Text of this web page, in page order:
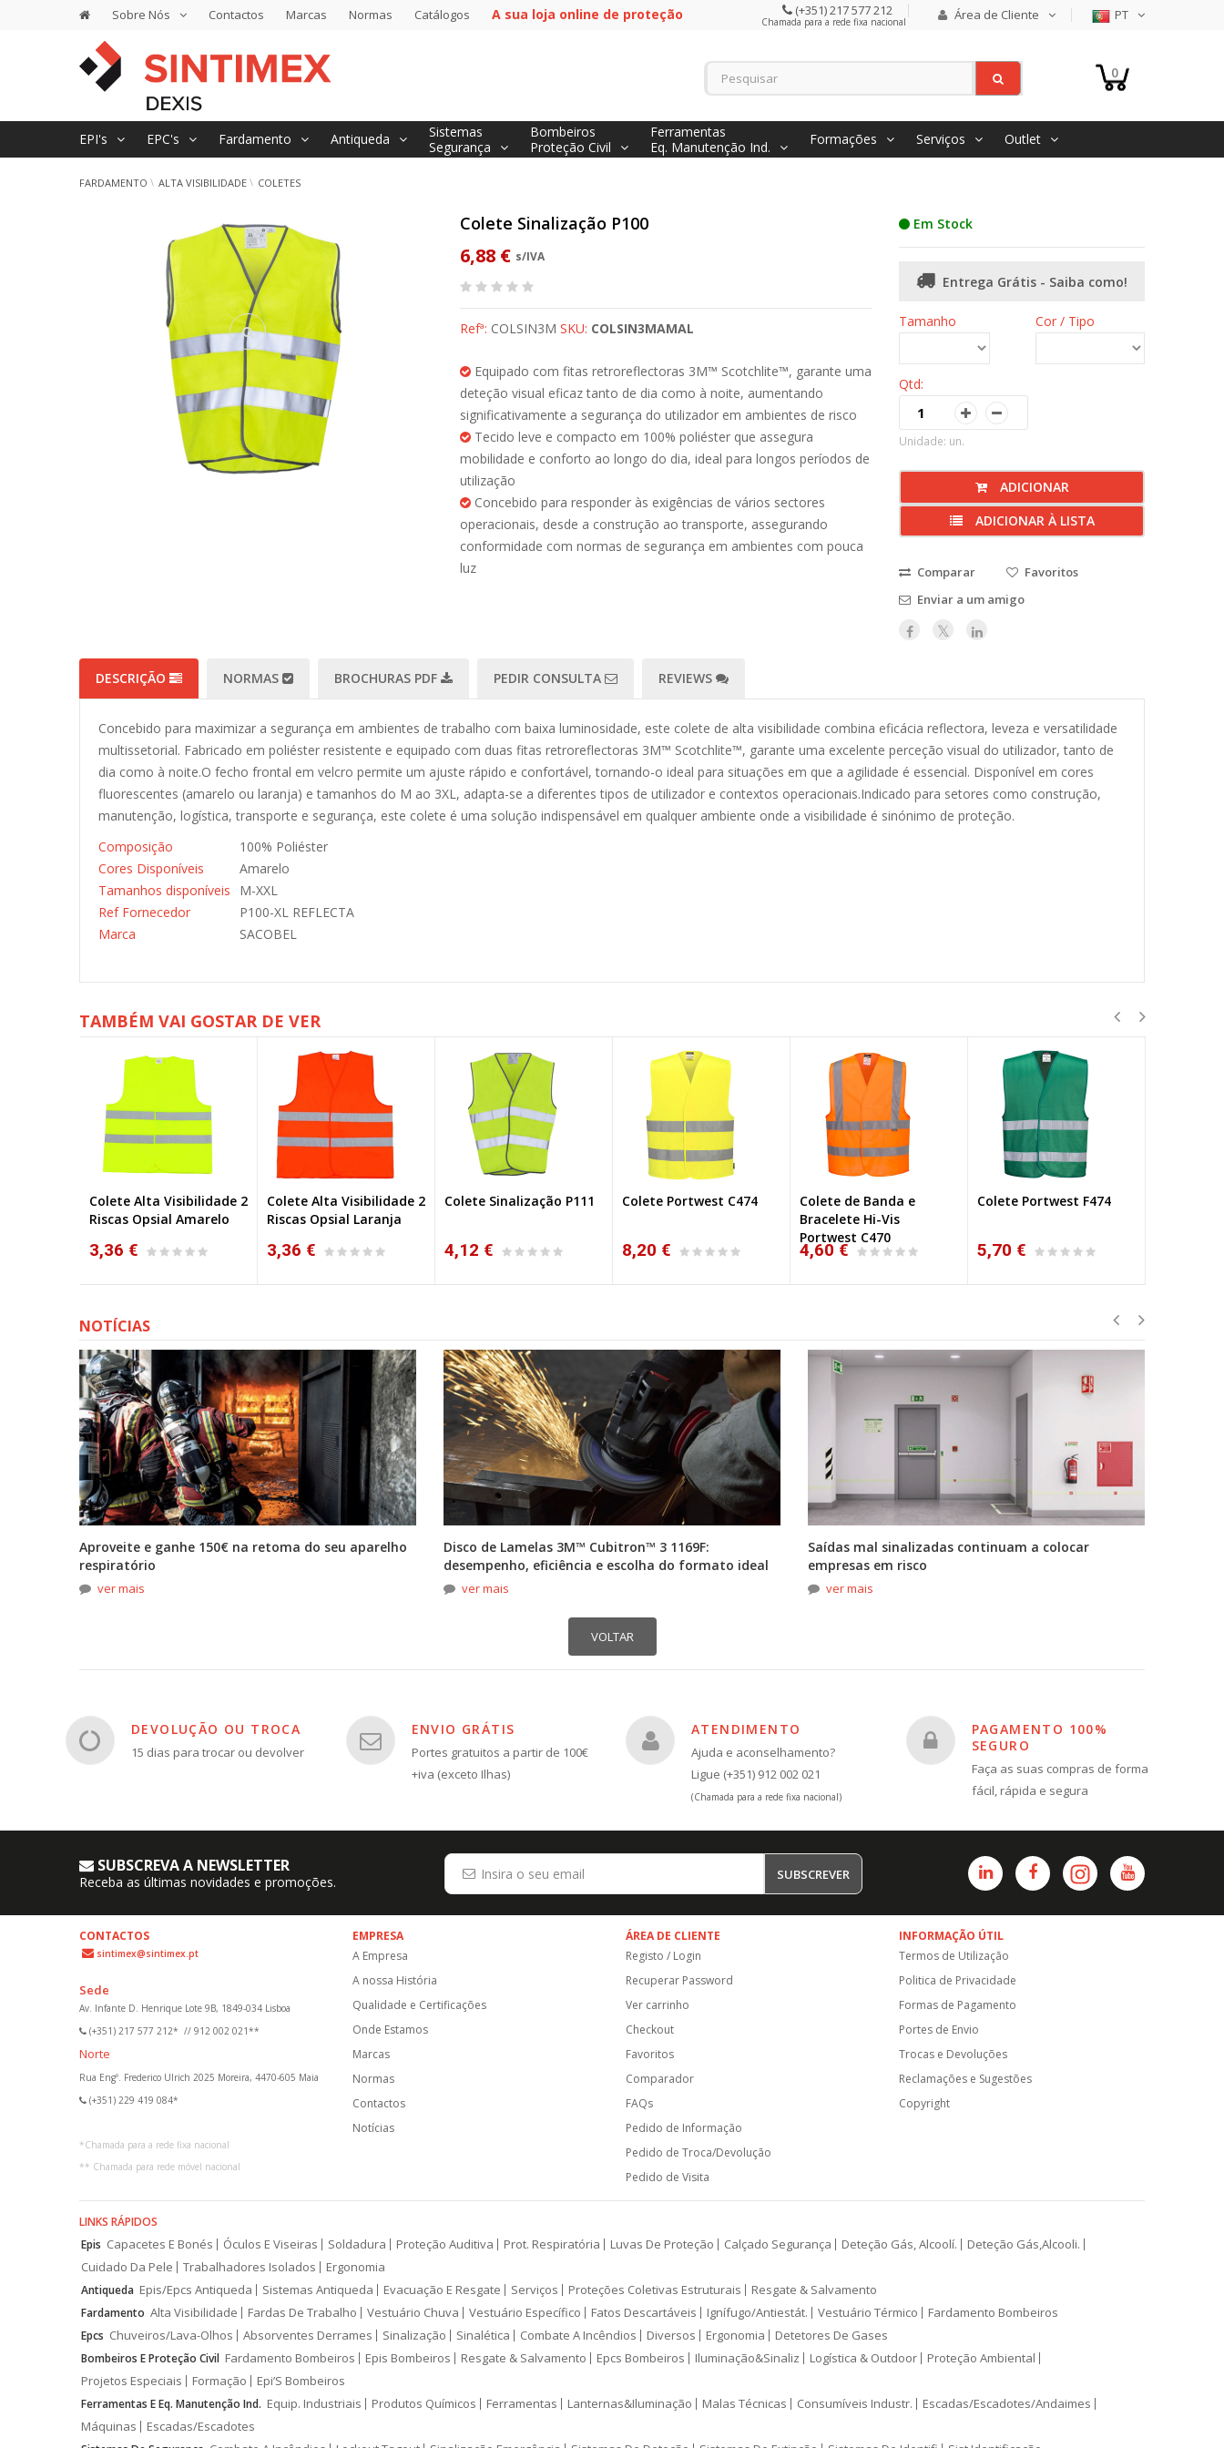
Sobre Nós Contactos Marcas Normas Catálogos A sua loja online de proteção (+351) 217 577 212
Chamada para a rede fixa nacional Área de Cliente PT
0
EPI's EPC's Fardamento Antiqueda
Sistemas
Segurança
Bombeiros
Proteção Civil
Ferramentas
Eq. Manutenção Ind.
Formações Serviços Outlet
FARDAMENTO ALTA VISIBILIDADE COLETES
Colete Sinalização P100
6,88 € s/IVA
Refª: COLSIN3M SKU: COLSIN3MAMAL
Equipado com fitas retroreflectoras 3M™ Scotchlite™, garante uma
deteção visual eficaz tanto de dia como à noite, aumentando
significativamente a segurança do utilizador em ambientes de risco
Tecido leve e compacto em 100% poliéster que assegura
mobilidade e conforto ao longo do dia, ideal para longos períodos de
utilização
Concebido para responder às exigências de vários sectores
operacionais, desde a construção ao transporte, assegurando
conformidade com normas de segurança em ambientes com pouca
luz
Em Stock
Entrega Grátis - Saiba como!
Tamanho Cor / Tipo
Qtd:
Unidade: un.
ADICIONAR
ADICIONAR À LISTA
Comparar
Favoritos
Enviar a um amigo
DESCRIÇÃO NORMAS BROCHURAS PDF PEDIR CONSULTA REVIEWS
Concebido para maximizar a segurança em ambientes de trabalho com baixa luminosidade, este colete de alta visibilidade combina eficácia reflectora, leveza e versatilidade
multissetorial. Fabricado em poliéster resistente e equipado com duas fitas retroreflectoras 3M™ Scotchlite™, garante uma excelente perceção visual do utilizador, tanto de
dia como à noite.O fecho frontal em velcro permite um ajuste rápido e confortável, tornando-o ideal para situações em que a agilidade é essencial. Disponível em cores
fluorescentes (amarelo ou laranja) e tamanhos do M ao 3XL, adapta-se a diferentes tipos de utilizador e contextos operacionais.Indicado para setores como construção,
manutenção, logística, transporte e segurança, este colete é uma solução indispensável em qualquer ambiente onde a visibilidade é sinónimo de proteção.
Composição
100% Poliéster
Cores Disponíveis
Amarelo
Tamanhos disponíveis
M-XXL
Ref Fornecedor
P100-XL REFLECTA
Marca
SACOBEL
TAMBÉM VAI GOSTAR DE VER
Colete Alta Visibilidade 2
Riscas Opsial Laranja
3,36 €
Colete Sinalização P111
4,12 €
Colete Portwest C474
8,20 €
Colete de Banda e
4,60 €
Colete Portwest F474
5,70 €
Colete Alta Visibilidade
7,00 €
NOTÍCIAS
Aproveite e ganhe 150€ na retoma do seu aparelho
respiratório
ver mais
Disco de Lamelas 3M™ Cubitron™ 3 1169F:
desempenho, eficiência e escolha do formato ideal
ver mais
Saídas mal sinalizadas continuam a colocar
empresas em risco
ver mais
DEVOLUÇÃO OU TROCA
15 dias para trocar ou devolver
ENVIO GRÁTIS
Portes gratuitos a partir de 100€
+iva (exceto Ilhas)
ATENDIMENTO
Ajuda e aconselhamento?
Ligue (+351) 912 002 021
(Chamada para a rede fixa nacional)
PAGAMENTO 100%
SEGURO
Faça as suas compras de forma
fácil, rápida e segura
SUBSCREVA A NEWSLETTER
Receba as últimas novidades e promoções. SUBSCREVER
CONTACTOS
sintimex@sintimex.pt
Sede
Av. Infante D. Henrique Lote 9B, 1849-034 Lisboa
(+351) 217 577 212* // 912 002 021**
Norte
Rua Engº. Frederico Ulrich 2025 Moreira, 4470-605 Maia
(+351) 229 419 084*
*Chamada para a rede fixa nacional
** Chamada para rede móvel nacional
EMPRESA
A Empresa
A nossa História
Qualidade e Certificações
Onde Estamos
Marcas
Normas
Contactos
Notícias
ÁREA DE CLIENTE
Registo / Login
Recuperar Password
Ver carrinho
Checkout
Favoritos
Comparador
FAQs
Pedido de Informação
Pedido de Troca/Devolução
Pedido de Visita
INFORMAÇÃO ÚTIL
Termos de Utilização
Politica de Privacidade
Formas de Pagamento
Portes de Envio
Trocas e Devoluções
Reclamações e Sugestões
Copyright
LINKS RÁPIDOS
Epis Capacetes E Bonés Óculos E Viseiras Soldadura Proteção Auditiva Prot. Respiratória Luvas De Proteção Calçado Segurança Deteção Gás, Alcoolí.
Deteção Gás,Alcooli.
Cuidado Da Pele
Trabalhadores Isolados Ergonomia
Antiqueda Epis/Epcs Antiqueda Sistemas Antiqueda Evacuação E Resgate Serviços Proteções Coletivas Estruturais Resgate & Salvamento
Fardamento Alta Visibilidade Fardas De Trabalho Vestuário Chuva Vestuário Específico Fatos Descartáveis Ignífugo/Antiestát. Vestuário Térmico Fardamento Bombeiros
Epcs Chuveiros/Lava-Olhos Absorventes Derrames Sinalização Sinalética Combate A Incêndios Diversos Ergonomia Detetores De Gases
Bombeiros E Proteção Civil Fardamento Bombeiros Epis Bombeiros Resgate & Salvamento Epcs Bombeiros Iluminação&Sinaliz Logística & Outdoor
Proteção Ambiental
Projetos Especiais
Formação Epi’S Bombeiros
Ferramentas E Eq. Manutenção Ind. Equip. Industriais Produtos Químicos Ferramentas Lanternas&Iluminação Malas Técnicas Consumíveis Industr.
Escadas/Escadotes/Andaimes
Máquinas
Escadas/Escadotes